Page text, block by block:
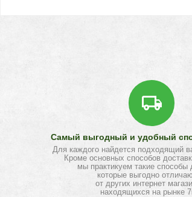
Самый выгодный и удобный
Для каждого найдется подходящий
Кроме основных способов
мы практикуем такие способы
которые выгодно
от других интернет
находящихся на рынке